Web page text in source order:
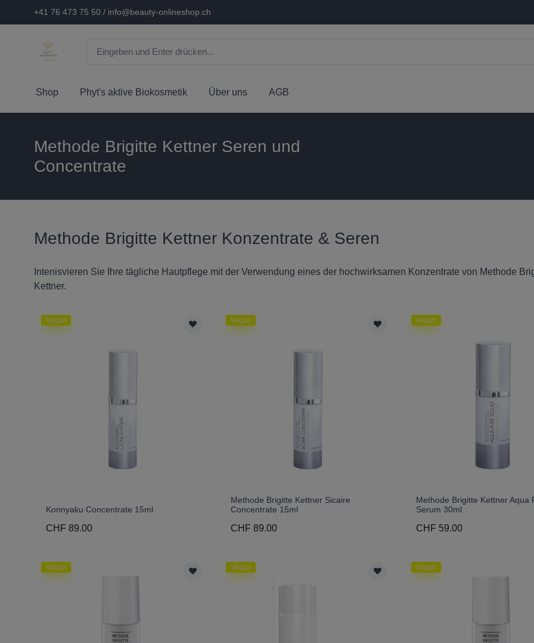
+41 76 473 75 50 / info@beauty-onlineshop.ch
Shop Phyt's aktive Biokosmetik Über uns AGB
Methode Brigitte Kettner Seren und
Concentrate
Methode Brigitte Kettner Konzentrate & Seren
Intenisvieren Sie Ihre tägliche Hautpflege mit der Verwendung eines der hochwirksamen Konzentrate von Methode
Kettner.
Vegan
Konnyaku Concentrate 15ml
CHF 89.00
Vegan
Methode Brigitte Kettner Sicaire
Concentrate 15ml
CHF 89.00
Vegan
Methode Brigitte Kettner Aqua
Serum 30ml
CHF 59.00
Vegan Vegan Vegan